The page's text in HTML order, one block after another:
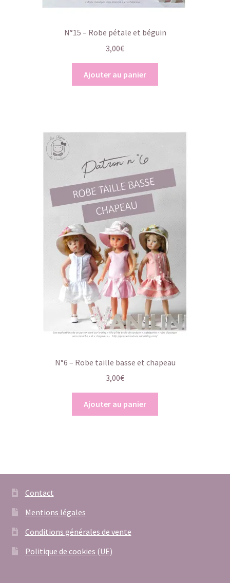
N°15 – Robe pétale et béguin
3,00€
Ajouter au panier
N°6 – Robe taille basse et chapeau
3,00€
Ajouter au panier
Contact
Mentions légales
Conditions générales de vente
Politique de cookies (UE)